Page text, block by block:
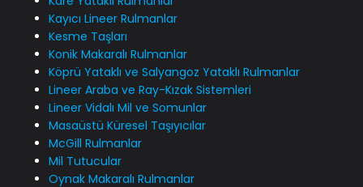
Kayıcı Lineer Rulmanlar
Kesme Taşları
Konik Makaralı Rulmanlar
Köprü Yataklı ve Salyangoz Yataklı Rulmanlar
Lineer Araba ve Ray-Kızak Sistemleri
Lineer Vidalı Mil ve Somunlar
Masaüstü Küresel Taşıyıcılar
McGill Rulmanlar
Mil Tutucular
Oynak Makaralı Rulmanlar